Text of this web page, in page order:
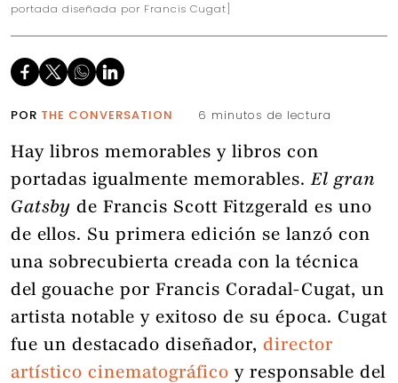
portada diseñada por Francis Cugat]
POR THE CONVERSATION 6 minutos de lectura
Hay libros memorables y libros con
portadas igualmente memorables.El gran
Gatsby de Francis Scott Fitzgerald es uno
de ellos. Su primera edición se lanzó con
una sobrecubierta creada con la técnica
del gouache por Francis Coradal-Cugat, un
artista notable y exitoso de su época. Cugat
fue un destacado diseñador, director
artístico cinematográfico y responsable del